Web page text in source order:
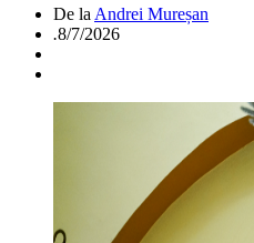
De la Andrei Mureșan
.8/7/2026